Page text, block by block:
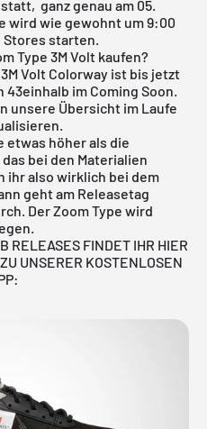
ganz genau am 05.
wird wie gewohnt um 9:00
Stores starten.
Type 3M Volt kaufen?
Volt Colorway ist bis jetzt
im Coming Soon.
unsere Übersicht im Laufe
etwas höher als die
bei den Materialien
also wirklich bei dem
geht am Releasetag
Der Zoom Type wird
RELEASES FINDET IHR HIER
UNSERER KOSTENLOSEN